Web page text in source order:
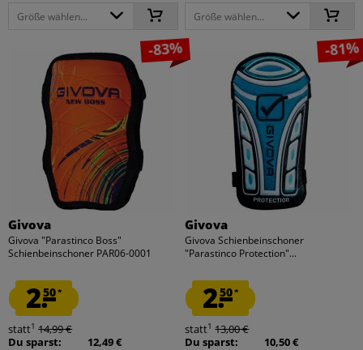
Größe wählen... Größe wählen...
-83%
Givova
Givova "Parastinco Boss"
Schienbeinschoner PAR06-0001
2.50*
statt1 14,99 €
Du sparst:
12,49 €
-81%
Givova
Givova Schienbeinschoner
"Parastinco Protection"...
2.50*
statt1 13,00 €
Du sparst:
10,50 €